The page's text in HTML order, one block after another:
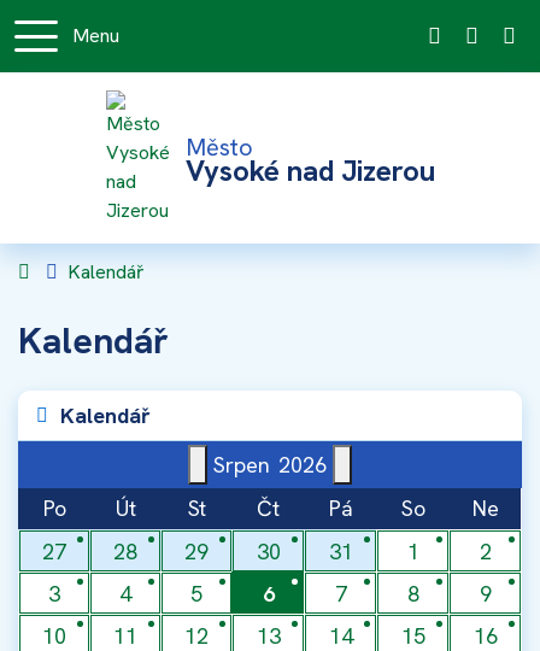
Menu
+420 481
Město
Vysoké nad Jizerou
Úvodní stránka
Kalendář
Kalendář
Kalendář
Srpen 2026
Po
Út St Čt Pá So
Ne
27
28 29 30 31 1
2
3
4 5 6 7 8
9
10
11 12 13 14 15
16